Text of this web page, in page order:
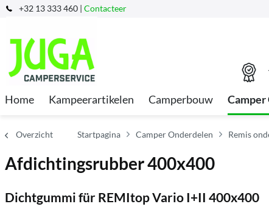
+32 13 333 460 | Contacteer
Home Kampeerartikelen Camperbouw
Overzicht Startpagina Camper Onderdelen Remis
Afdichtingsrubber 400x400
Dichtgummi für REMItop Vario I+II 400x400